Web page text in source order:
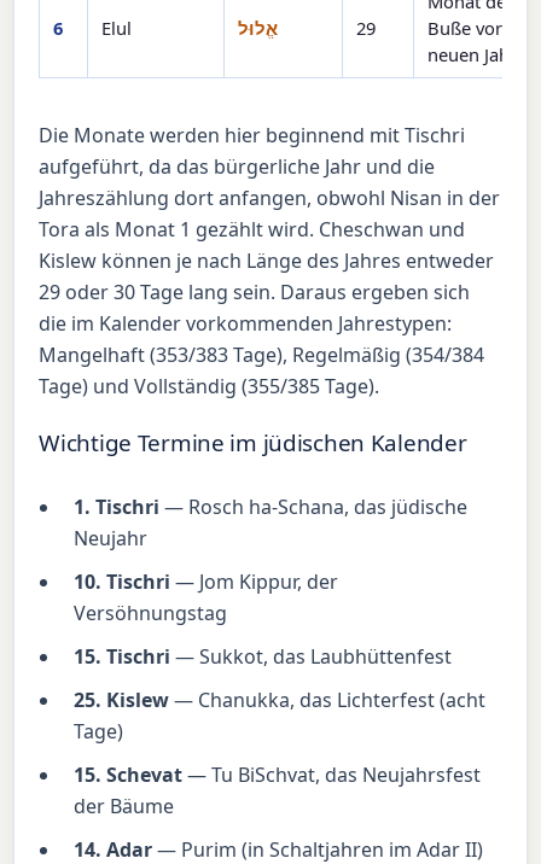
6 Elul אֱלוּל 29
Buße vor
neuen Jahr
Die Monate werden hier beginnend mit Tischri
aufgeführt, da das bürgerliche Jahr und die
Jahreszählung dort anfangen, obwohl Nisan in der
Tora als Monat 1 gezählt wird. Cheschwan und
Kislew können je nach Länge des Jahres entweder
29 oder 30 Tage lang sein. Daraus ergeben sich
die im Kalender vorkommenden Jahrestypen:
Mangelhaft (353/383 Tage), Regelmäßig (354/384
Tage) und Vollständig (355/385 Tage).
Wichtige Termine im jüdischen Kalender
1. Tischri — Rosch ha-Schana, das jüdische
Neujahr
10. Tischri — Jom Kippur, der
Versöhnungstag
15. Tischri — Sukkot, das Laubhüttenfest
25. Kislew— Chanukka, das Lichterfest (acht
Tage)
15. Schevat— Tu BiSchvat, das Neujahrsfest
der Bäume
14. Adar— Purim (in Schaltjahren im Adar II)